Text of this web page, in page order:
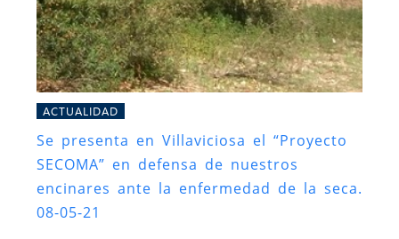
ACTUALIDAD
Se presenta en Villaviciosa el “Proyecto
SECOMA” en defensa de nuestros
encinares ante la enfermedad de la seca.
08-05-21